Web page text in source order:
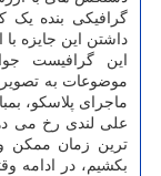
گرافیکی بنده یک
داشتن این جایزه
این گرافیست
موضوعات به
ماجرای پلاسکو،
علی لندی رخ می
ترین زمان ممکن
بکشیم، در ادامه